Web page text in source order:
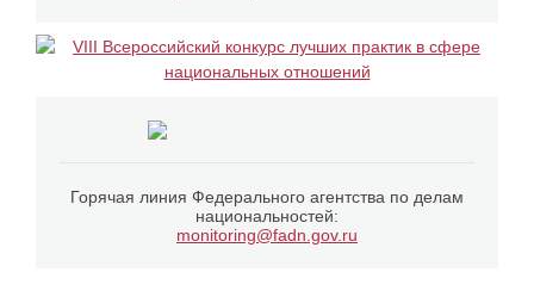
Горячая линия Федерального агентства по делам
национальностей:
monitoring@fadn.gov.ru